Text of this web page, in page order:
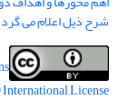
شرح ذیل اعلام می
License